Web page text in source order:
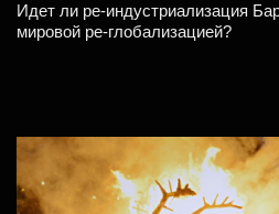
Идет ли ре-индустриализация
мировой ре-глобализацией?